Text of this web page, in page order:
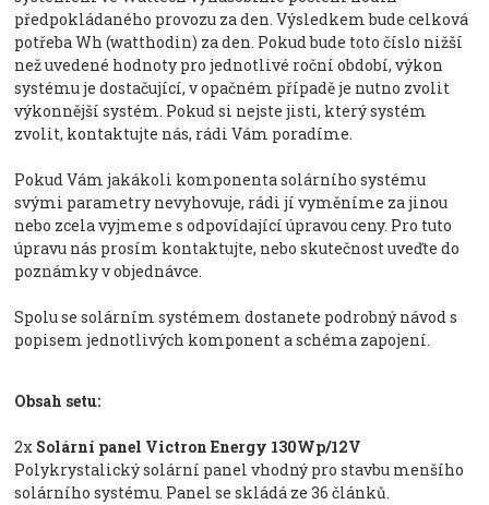
předpokládaného provozu za den. Výsledkem bude celková
potřeba Wh (watthodin) za den. Pokud bude toto číslo nižší
než uvedené hodnoty pro jednotlivé roční období, výkon
systému je dostačující, v opačném případě je nutno zvolit
výkonnější systém. Pokud si nejste jisti, který systém
zvolit, kontaktujte nás, rádi Vám poradíme.
Pokud Vám jakákoli komponenta solárního systému
svými parametry nevyhovuje, rádi jí vyměníme za jinou
nebo zcela vyjmeme s odpovídající úpravou ceny. Pro tuto
úpravu nás prosím kontaktujte, nebo skutečnost uveďte do
poznámky v objednávce.
Spolu se solárním systémem dostanete podrobný návod s
popisem jednotlivých komponent a schéma zapojení.
Obsah setu:
2x Solární panel Victron Energy 130Wp/12V
Polykrystalický solární panel vhodný pro stavbu menšího
solárního systému. Panel se skládá ze 36 článků.